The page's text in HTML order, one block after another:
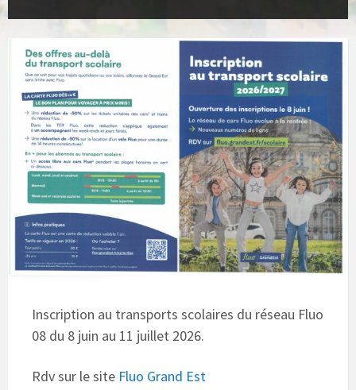
Inscription au transports scolaires du réseau Fluo
08 du 8 juin au 11 juillet 2026.
Rdv sur le site Fluo Grand Est